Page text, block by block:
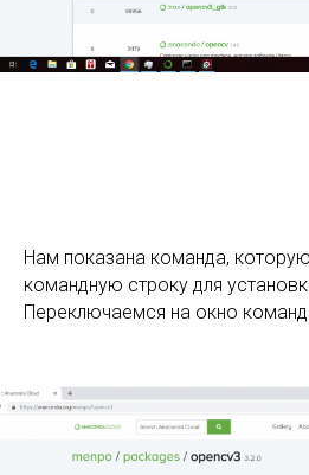
Нам показана команда,
командную строку для
Переключаемся на окно